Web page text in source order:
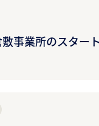
事業所のスター